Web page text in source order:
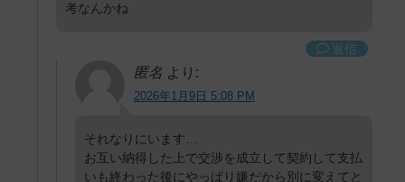
考なんかね
返信
匿名 より:
2026年1月9日 5:08 PM
それなりにいます…
お互い納得した上で交渉を成立して契約して支払
いも終わった後にやっぱり嫌だから別に変えてと